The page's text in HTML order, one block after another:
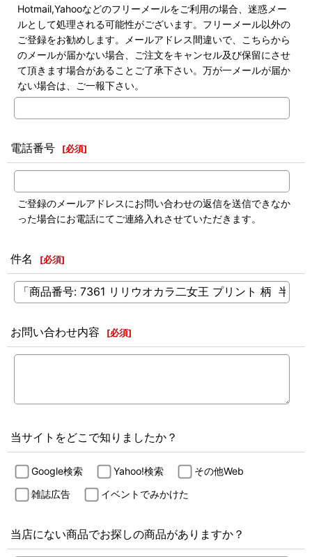
Hotmail,Yahooなどのフリーメールをご利用の場合、迷惑メー
ルとして処理される可能性がございます。フリーメール以外の
ご登録をお勧めします。メールアドレス間違いで、こちらから
のメールが届かない場合、ご注文をキャンセル及び保留にさせ
て頂きます場合があることご了承下さい。万が一メールが届か
ない場合は、ご一報下さい。
電話番号 [必須]
ご登録のメールアドレスにお問い合わせの返信を送信できなか
った場合にお電話にてご連絡入れさせていただきます。
件名 [必須]
お問い合わせ内容 [必須]
当サイトをどこで知りましたか？
Google検索 Yahoo!検索
その他Web
雑誌広告
イベントでみかけた
当店にない商品でお探しの商品がありますか？